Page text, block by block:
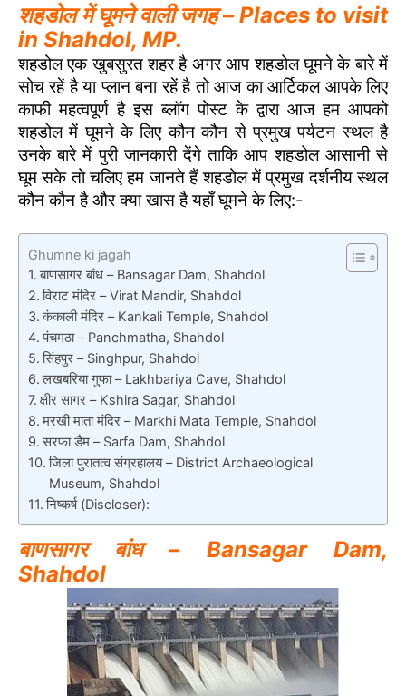
शहडोल में घूमने वाली जगह – Places to visit
in Shahdol, MP.
शहडोल एक खुबसुरत शहर है अगर आप शहडोल घूमने के बारे में
सोच रहें है या प्लान बना रहें है तो आज का आर्टिकल आपके लिए
काफी महत्वपूर्ण है इस ब्लॉग पोस्ट के द्वारा आज हम आपको
शहडोल में घूमने के लिए कौन कौन से प्रमुख पर्यटन स्थल है
उनके बारे में पुरी जानकारी देंगे ताकि आप शहडोल आसानी से
घूम सके तो चलिए हम जानते हैं शहडोल में प्रमुख दर्शनीय स्थल
कौन कौन है और क्या खास है यहाँ घूमने के लिए:-
Ghumne ki jagah
बाणसागर बांध – Bansagar Dam, Shahdol
विराट मंदिर – Virat Mandir, Shahdol
कंकाली मंदिर – Kankali Temple, Shahdol
पंचमठा – Panchmatha, Shahdol
सिंहपुर – Singhpur, Shahdol
लखबरिया गुफा – Lakhbariya Cave, Shahdol
क्षीर सागर – Kshira Sagar, Shahdol
मरखी माता मंदिर – Markhi Mata Temple, Shahdol
सरफा डैम – Sarfa Dam, Shahdol
जिला पुरातत्व संग्रहालय – District Archaeological
Museum, Shahdol
निष्कर्ष (Discloser):
बाणसागर बांध – Bansagar Dam,
Shahdol